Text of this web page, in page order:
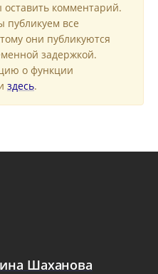
оставить комментарий.
публикуем все
они публикуются
задержкой.
о функции
здесь.
Шаханова